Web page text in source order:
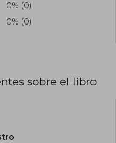
0% (0)
0% (0)
sobre el libro